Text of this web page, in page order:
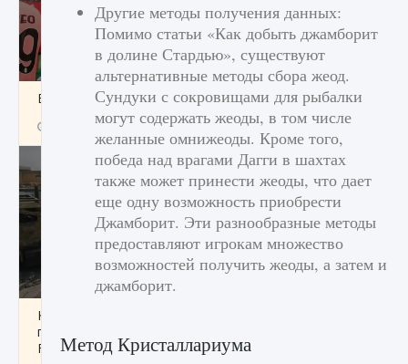
Входят ли «Милан» и «Интер» в EA FC 25
9 августа 2024 2 064 0 1
Как исправить текстовую ошибку
пользовательского интерфейса Delta
Force Hawk Ops
Другие методы получения данных:
Помимо статьи «Как добыть джамборит
в долине Стардью», существуют
альтернативные методы сбора жеод.
Сундуки с сокровищами для рыбалки
могут содержать жеоды, в том числе
желанные омнижеоды. Кроме того,
победа над врагами Дагги в шахтах
также может принести жеоды, что дает
еще одну возможность приобрести
Джамборит. Эти разнообразные методы
предоставляют игрокам множество
возможностей получить жеоды, а затем и
джамборит.
Метод Кристаллариума